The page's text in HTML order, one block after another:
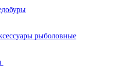
рыболовные